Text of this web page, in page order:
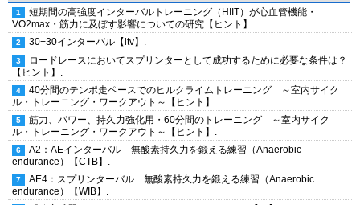
短期間の高強度インターバルトレーニング（HIIT）が心血管機能・
VO2max・筋力に及ぼす影響についての研究【ヒント】.
30+30インターバル【itv】.
ロードレースにおいてスプリンターとして成功するために必要な条件は？
【ヒント】.
40分間のテンポ走ペースでのヒルクライムトレーニング ～室内サイク
ル・トレーニング・ワークアウト～【ヒント】.
筋力、パワー、持久力強化用・60分間のトレーニング ～室内サイク
ル・トレーニング・ワークアウト～【ヒント】.
A2：AEインターバル 無酸素持久力を鍛える練習（Anaerobic
endurance）【CTB】.
AE4：スプリンターバル 無酸素持久力を鍛える練習（Anaerobic
endurance）【WIB】.